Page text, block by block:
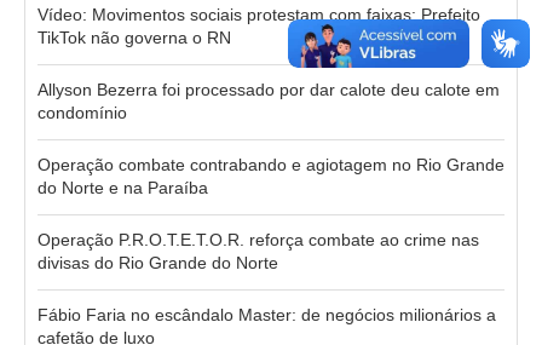
Vídeo: Movimentos sociais protestam com faixas: Prefeito
TikTok não governa o RN
Allyson Bezerra foi processado por dar calote deu calote em
condomínio
Operação combate contrabando e agiotagem no Rio Grande
do Norte e na Paraíba
Operação P.R.O.T.E.T.O.R. reforça combate ao crime nas
divisas do Rio Grande do Norte
Fábio Faria no escândalo Master: de negócios milionários a
cafetão de luxo